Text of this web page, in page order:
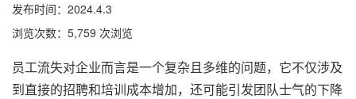
发布时间：2024.4.3
浏览次数：5,759 次浏览
员工流失对企业而言是一个复杂且多维的问题，它不仅涉及
到直接的招聘和培训成本增加，还可能引发团队士气的下降